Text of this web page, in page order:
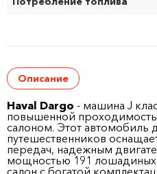
Описание
Haval Dargo - машина J
повышенной
салоном. Этот автомобиль
путешественников
передач, надежным
мощностью 191